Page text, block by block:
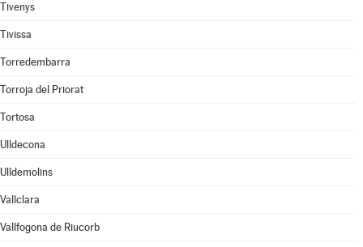
Tivenys
Tivissa
Torredembarra
Torroja del Priorat
Tortosa
Ulldecona
Ulldemolins
Vallclara
Vallfogona de Riucorb